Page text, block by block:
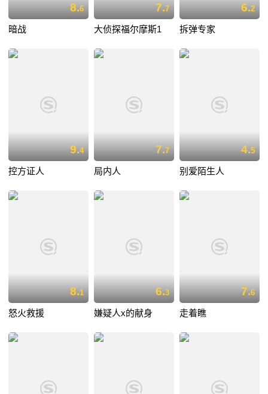
8.6
暗战
7.7
大侦探福尔摩斯1
6.2
拆弹专家
9.4
控方证人
7.7
局内人
4.5
别爱陌生人
8.1
怒火救援
6.3
嫌疑人x的献身
7.6
走着瞧